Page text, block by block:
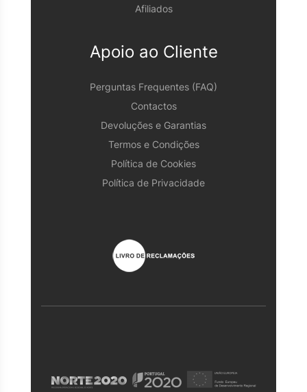
Afiliados
Apoio ao Cliente
Perguntas Frequentes (FAQ)
Contactos
Devoluções e Garantias
Termos e Condições
Política de Cookies
Política de Privacidade